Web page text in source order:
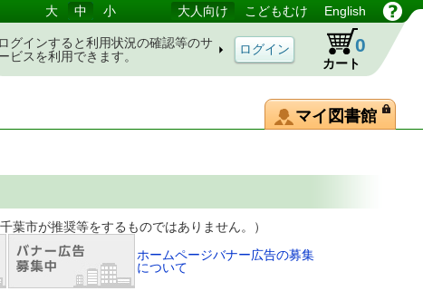
大 中 小 大人向け こどもむけ English
ログインすると利用状況の確認等のサ
ビスを利用できます。
カート
0
マイ図書館
をするものではありません。）
ホームページバナー広告の募集
について